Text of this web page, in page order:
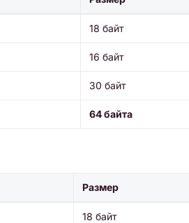
18 байт
16 байт
30 байт
64 байта
Размер
18 байт